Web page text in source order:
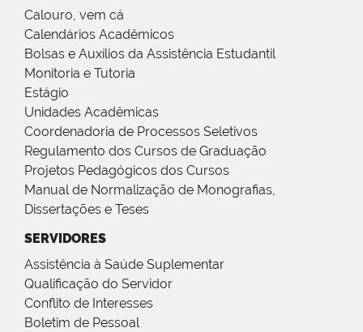
Calouro, vem cá
Calendários Acadêmicos
Bolsas e Auxílios da Assistência Estudantil
Monitoria e Tutoria
Estágio
Unidades Acadêmicas
Coordenadoria de Processos Seletivos
Regulamento dos Cursos de Graduação
Projetos Pedagógicos dos Cursos
Manual de Normalização de Monografias,
Dissertações e Teses
SERVIDORES
Assistência à Saúde Suplementar
Qualificação do Servidor
Conflito de Interesses
Boletim de Pessoal